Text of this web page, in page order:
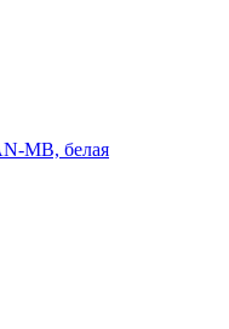
MB, белая